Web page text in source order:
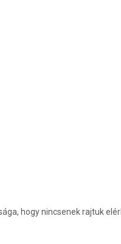
hogy nincsenek rajtuk